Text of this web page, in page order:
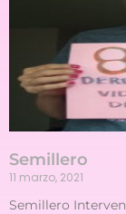
Semillero
11 marzo, 2021
Semillero